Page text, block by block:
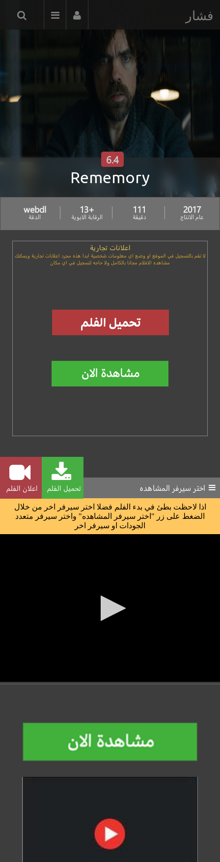
فشار
Rememory
6.4
2017
عام الانتاج
111
دقيقة
+13
الرقابة الابوية
webdl
الدقة
اعلانات تجارية
لا تقم بالتسجيل في الموقع او وضع اي معلومات شخصية ابدا هذه مجرد اعلانات تجارية ويمكنك
مشاهده الافلام مجانا بالكامل ولا حاجه لتسجيل في اي مكان
تحميل الفلم اعلان الفلم اختر سيرفر المشاهده
اذا لاحظت بطئ في بدء الفلم فضلا اختر سيرفر اخر من خلال
الضغط على زر "اختر سيرفر المشاهده" واختر سيرفر متعدد
الجودات او سيرفر اخر